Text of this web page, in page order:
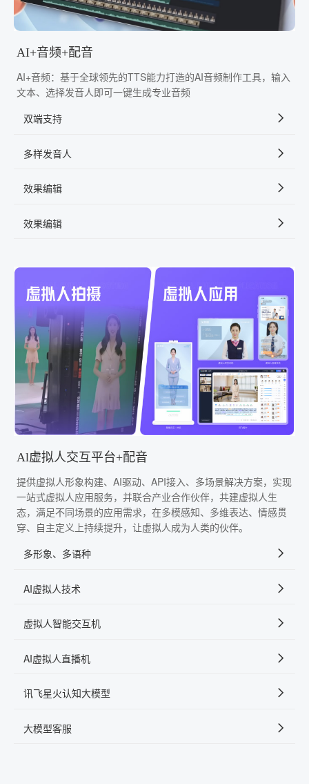
AI+音频+配音
AI+音频：基于全球领先的TTS能力打造的AI音频制作工具，输入
文本、选择发音人即可一键生成专业音频
双端支持
多样发音人
效果编辑
效果编辑
Al虚拟人交互平台+配音
提供虚拟人形象构建、AI驱动、API接入、多场景解决方案，实现
一站式虚拟人应用服务，并联合产业合作伙伴，共建虚拟人生
态，满足不同场景的应用需求，在多模感知、多维表达、情感贯
穿、自主定义上持续提升，让虚拟人成为人类的伙伴。
多形象、多语种
AI虚拟人技术
虚拟人智能交互机
AI虚拟人直播机
讯飞星火认知大模型
大模型客服